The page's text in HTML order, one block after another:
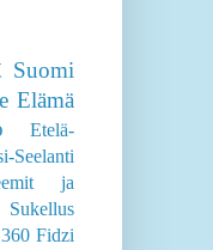
Suomi
Elämä
Etelä-
Seelanti
ja
Sukellus
360 Fidzi